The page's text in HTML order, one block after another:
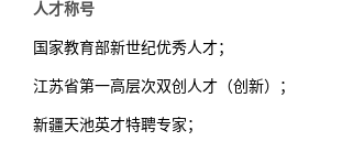
人才称号
国家教育部新世纪优秀人才；
江苏省第一高层次双创人才（创新）；
新疆天池英才特聘专家；